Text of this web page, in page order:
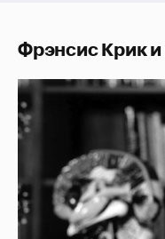
Фрэнсис Крик